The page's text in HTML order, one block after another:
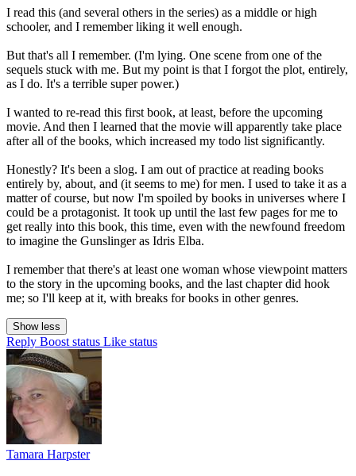
I read this (and several others in the series) as a middle or high
schooler, and I remember liking it well enough.
But that's all I remember. (I'm lying. One scene from one of the
sequels stuck with me. But my point is that I forgot the plot, entirely,
as I do. It's a terrible super power.)
I wanted to re-read this first book, at least, before the upcoming
movie. And then I learned that the movie will apparently take place
after all of the books, which increased my todo list significantly.
Honestly? It's been a slog. I am out of practice at reading books
entirely by, about, and (it seems to me) for men. I used to take it as a
matter of course, but now I'm spoiled by books in universes where I
could be a protagonist. It took up until the last few pages for me to
get really into this book, this time, even with the newfound freedom
to imagine the Gunslinger as Idris Elba.
I remember that there's at least one woman whose viewpoint matters
to the story in the upcoming books, and the last chapter did hook
me; so I'll keep at it, with breaks for books in other genres.
Show less
Reply Boost status Like status
Tamara Harpster